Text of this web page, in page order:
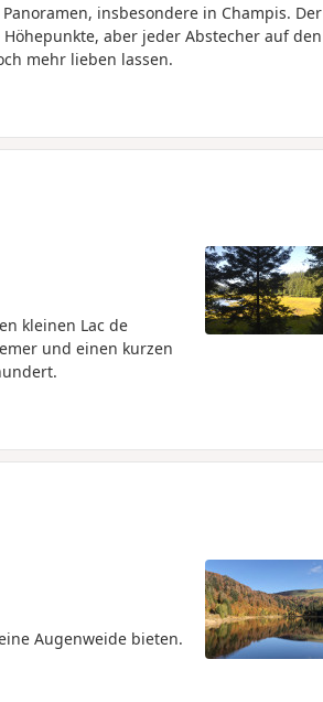
insbesondere in Champis. Der
aber jeder Abstecher auf den
mehr lieben lassen.
kleinen Lac de
und einen kurzen
Augenweide bieten.